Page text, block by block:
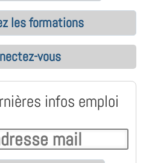
les formations
vous
infos emploi